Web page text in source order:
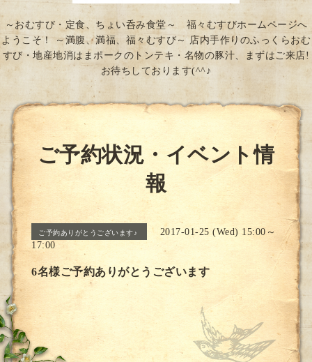
～おむすび・定食、ちょい呑み食堂～ 福々むすびホームページへ
ようこそ！ ～満腹、満福、福々むすび～ 店内手作りのふっくらおむ
すび・地産地消はまポークのトンテキ・名物の豚汁、まずはご来店!
お待ちしております(^^♪
ご予約状況・イベント情
報
ご予約ありがとうございます♪
2017-01-25 (Wed) 15:00～
17:00
6名様ご予約ありがとうございます